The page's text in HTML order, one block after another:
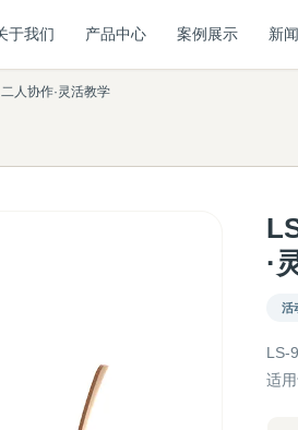
于我们 产品中心 案例展示 新
人协作·灵活教学
·
活
LS-
适